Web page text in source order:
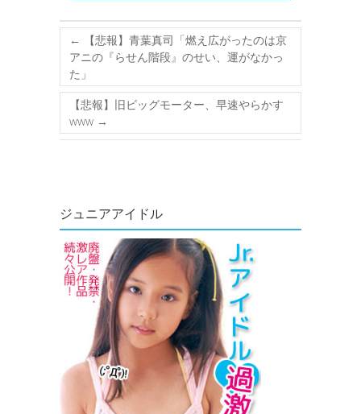
←
【悲報】青葉真司「燃え広がったのは京
アニの『らせん階段』のせい、運がなかっ
た」
【悲報】旧ビッグモーター、早速やらかす
www →
ジュニアアイドル